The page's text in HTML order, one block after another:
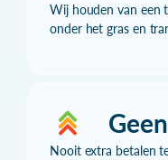
Wij houden van een
onder het gras en
Nooit extra betalen